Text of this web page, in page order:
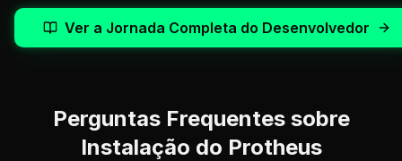
Ver a Jornada Completa do Desenvolvedor
Perguntas Frequentes sobre
Instalação do Protheus